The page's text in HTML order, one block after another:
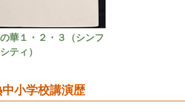
華１・２・３（シンフ
ティ）
中小学校講演歴